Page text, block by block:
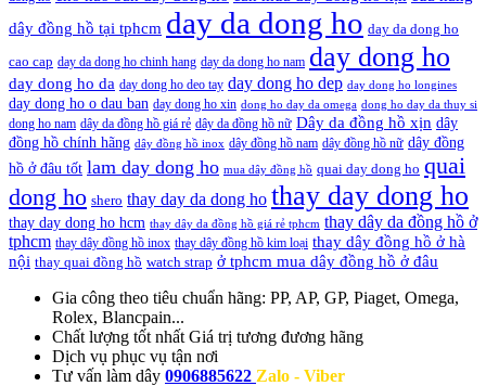
dây đồng hồ tại tphcm day da dong ho day da dong ho
cao cap day da dong ho chinh hang day da dong ho nam day dong ho
day dong ho da day dong ho deo tay day dong ho dep day dong ho longines
day dong ho o dau ban day dong ho xin dong ho day da omega dong ho day da thuy si
dong ho nam dây da đồng hồ giá rẻ dây da đồng hồ nữ Dây da đồng hồ xịn dây
đồng hồ chính hãng dây đồng hồ inox dây đồng hồ nam dây đồng hồ nữ dây đồng
hồ ở đâu tốt lam day dong ho mua dây đồng hồ quai day dong ho quai
dong ho shero thay day da dong ho thay day dong ho
thay day dong ho hcm thay dây da đồng hồ giá rẻ tphcm thay dây da đồng hồ ở
tphcm thay dây đồng hồ inox thay dây đồng hồ kim loại thay dây đồng hồ ở hà
nội thay quai đồng hồ watch strap ở tphcm mua dây đồng hồ ở đâu
Gia công theo tiêu chuẩn hãng: PP, AP, GP, Piaget, Omega,
Rolex, Blancpain...
Chất lượng tốt nhất Giá trị tương đương hãng
Dịch vụ phục vụ tận nơi
Tư vấn làm dây 0906885622 Zalo - Viber